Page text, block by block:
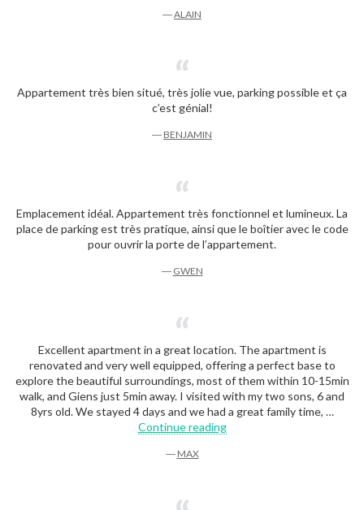
―ALAIN
Appartement très bien situé, très jolie vue, parking possible et ça
c’est génial!
― BENJAMIN
Emplacement idéal. Appartement très fonctionnel et lumineux. La
place de parking est très pratique, ainsi que le boîtier avec le code
pour ouvrir la porte de l’appartement.
― GWEN
Excellent apartment in a great location. The apartment is
renovated and very well equipped, offering a perfect base to
explore the beautiful surroundings, most of them within 10-15min
walk, and Giens just 5min away. I visited with my two sons, 6 and
8yrs old. We stayed 4 days and we had a great family time, …
Continue reading“Max”
― MAX